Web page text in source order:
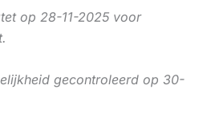
op 28-11-2025 voor
gecontroleerd op 30-